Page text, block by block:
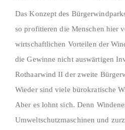
Das Konzept des
so profitieren die Menschen hier
wirtschaftlichen Vorteilen der
die Gewinne nicht auswärtigen
Rothaarwind II der zweite
Wieder sind viele bürokratische
Aber es lohnt sich. Denn
Umweltschutzmaschinen und